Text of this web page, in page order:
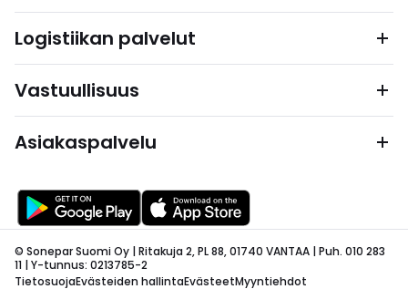
Logistiikan palvelut
Vastuullisuus
Asiakaspalvelu
© Sonepar Suomi Oy | Ritakuja 2, PL 88, 01740 VANTAA | Puh. 010 283
11 | Y-tunnus: 0213785-2
TietosuojaEvästeiden hallintaEvästeetMyyntiehdot